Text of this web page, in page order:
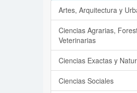
Artes, Arquitectura y
Ciencias Agrarias,
Veterinarias
Ciencias Exactas y
Ciencias Sociales